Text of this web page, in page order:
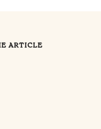
ARTICLE